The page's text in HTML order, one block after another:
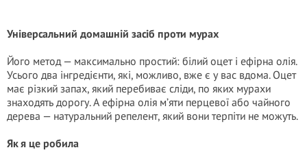
Універсальний домашній засіб проти мурах
Його метод — максимально простий: білий оцет і ефірна олія.
Усього два інгредієнти, які, можливо, вже є у вас вдома. Оцет
має різкий запах, який перебиває сліди, по яких мурахи
знаходять дорогу. А ефірна олія м’яти перцевої або чайного
дерева — натуральний репелент, який вони терпіти не можуть.
Як я це робила